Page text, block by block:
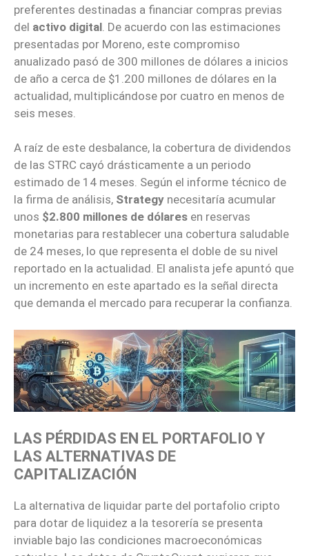
preferentes destinadas a financiar compras previas
del activo digital . De acuerdo con las estimaciones
presentadas por Moreno, este compromiso
anualizado pasó de 300 millones de dólares a inicios
de año a cerca de $1.200 millones de dólares en la
actualidad, multiplicándose por cuatro en menos de
seis meses.
A raíz de este desbalance, la cobertura de dividendos
de las STRC cayó drásticamente a un periodo
estimado de 14 meses. Según el informe técnico de
la firma de análisis, Strategy necesitaría acumular
unos $2.800 millones de dólares en reservas
monetarias para restablecer una cobertura saludable
de 24 meses, lo que representa el doble de su nivel
reportado en la actualidad. El analista jefe apuntó que
un incremento en este apartado es la señal directa
que demanda el mercado para recuperar la confianza.
LAS PÉRDIDAS EN EL PORTAFOLIO Y
LAS ALTERNATIVAS DE
CAPITALIZACIÓN
La alternativa de liquidar parte del portafolio cripto
para dotar de liquidez a la tesorería se presenta
inviable bajo las condiciones macroeconómicas